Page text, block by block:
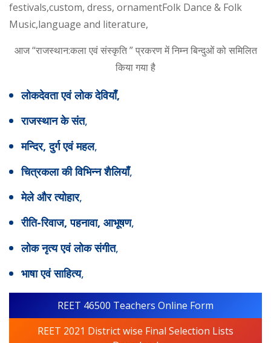
festivals,custom, dress, ornamentFolk Dance & Folk
Music,language and literature,
आज “राजस्थान:कला एवं संस्कृति ” प्रकरण में निम्न बिन्दुओं को समिलित
किया गया है
लोकदेवता एवं लोक देवियाँ,
राजस्थान के संत,
मन्दिर, दुर्ग एवं महल,
चित्रकला की विभिन्न शैलियाँ,
मेले और त्योहार,
रीति-रिवाज, पहनावा, आभूषण,
लोक नृत्य एवं लोक संगीत,
भाषा एवं साहित्य,
REET 46500 Teachers Online Form
REET 2021 District wise Final Selection Lists